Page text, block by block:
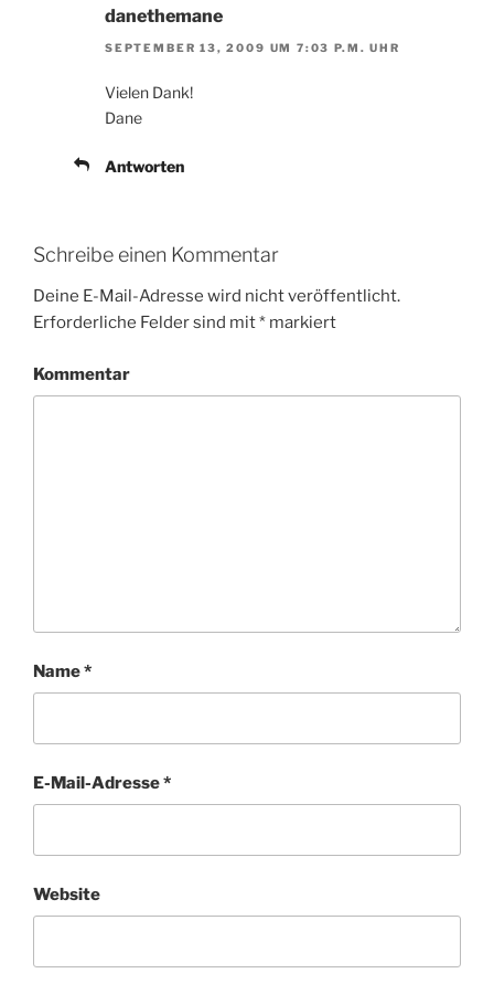
danethemane
SEPTEMBER 13, 2009 UM 7:03 P.M. UHR
Vielen Dank!
Dane
Antworten
Schreibe einen Kommentar
Deine E-Mail-Adresse wird nicht veröffentlicht.
Erforderliche Felder sind mit* markiert
Kommentar
Name*
E-Mail-Adresse*
Website